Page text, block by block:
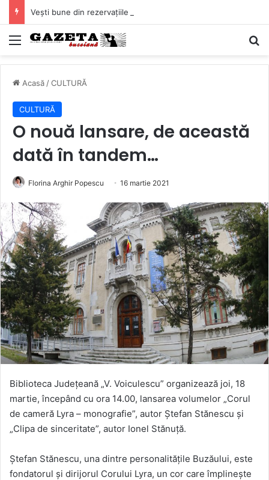
Mediu
Acasă /CULTURĂ
CULTURĂ
O nouă lansare, de această
dată în tandem…
Florina Arghir Popescu 16 martie 2021
Biblioteca Județeană „V. Voiculescu” organizează joi, 18
martie, începând cu ora 14.00, lansarea volumelor „Corul
de cameră Lyra – monografie”, autor Ștefan Stănescu și
„Clipa de sinceritate”, autor Ionel Stănuță.
Ștefan Stănescu, una dintre personalitățile Buzăului, este
fondatorul și dirijorul Corului Lyra, un cor care împlinește